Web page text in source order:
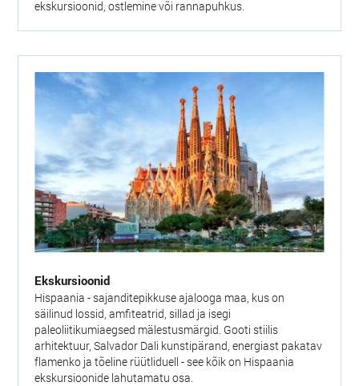
ekskursioonid, ostlemine või rannapuhkus.
Ekskursioonid
Hispaania - sajanditepikkuse ajalooga maa, kus on
säilinud lossid, amfiteatrid, sillad ja isegi
paleoliitikumiaegsed mälestusmärgid. Gooti stiilis
arhitektuur, Salvador Dali kunstipärand, energiast pakatav
flamenko ja tõeline rüütliduell - see kõik on Hispaania
ekskursioonide lahutamatu osa.